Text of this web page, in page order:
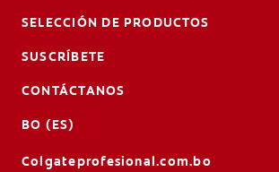
SELECCIÓN DE PRODUCTOS
SUSCRÍBETE
CONTÁCTANOS
BO (ES)
Colgateprofesional.com.bo